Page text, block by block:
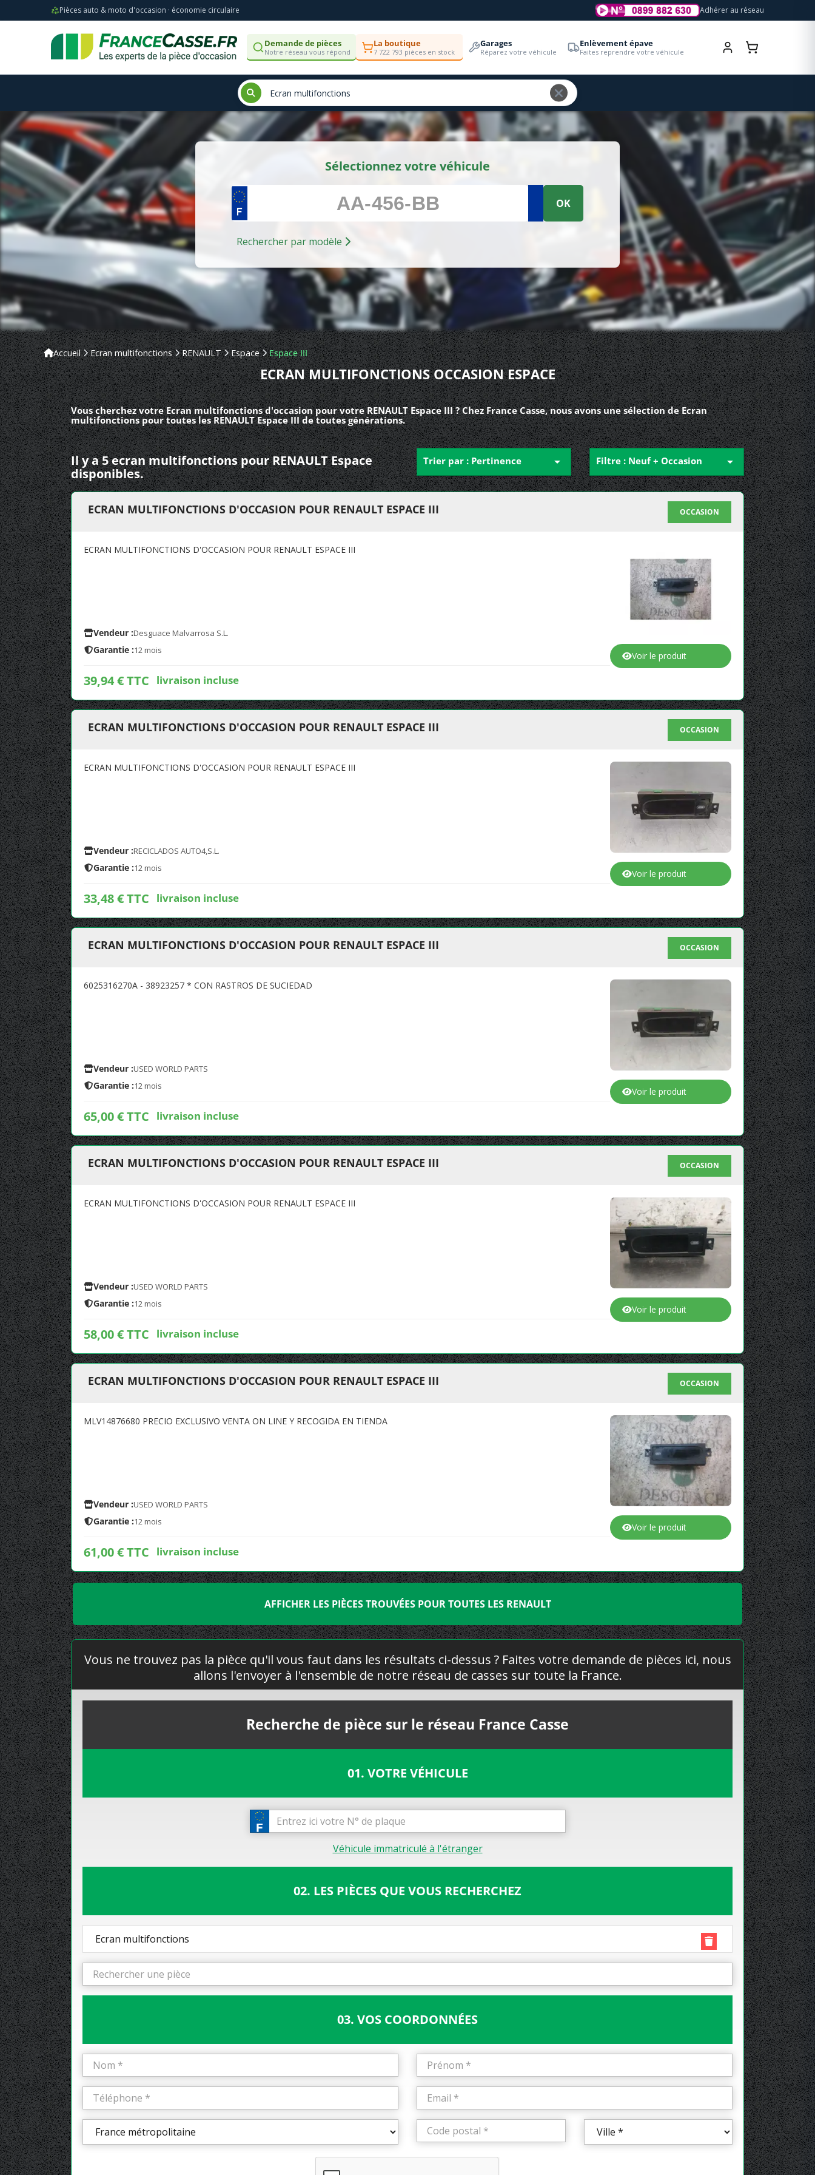
Pièces auto & moto d'occasion · économie circulaire Adhérer au réseau
Demande de pièces
Notre réseau vous répond
La boutique
7 722 793 pièces en stock
Garages
Réparez votre véhicule
Enlèvement épave
Faites reprendre votre véhicule
Sélectionnez votre véhicule
OK
Rechercher par modèle
Accueil Ecran multifonctions RENAULT Espace Espace III
ECRAN MULTIFONCTIONS OCCASION ESPACE
Vous cherchez votre Ecran multifonctions d'occasion pour votre RENAULT Espace III ? Chez France Casse, nous avons une sélection de Ecran
multifonctions pour toutes les RENAULT Espace III de toutes générations.
Il y a 5 ecran multifonctions pour RENAULT Espace
disponibles.
Trier par : Pertinence  Filtre : Neuf + Occasion 
ECRAN MULTIFONCTIONS D'OCCASION POUR RENAULT ESPACE III OCCASION
ECRAN MULTIFONCTIONS D'OCCASION POUR RENAULT ESPACE III
Vendeur :Desguace Malvarrosa S.L.
Garantie :12 mois
39,94 € TTC livraison incluse
Voir le produit
ECRAN MULTIFONCTIONS D'OCCASION POUR RENAULT ESPACE III OCCASION
ECRAN MULTIFONCTIONS D'OCCASION POUR RENAULT ESPACE III
Vendeur :RECICLADOS AUTO4,S.L.
Garantie :12 mois
33,48 € TTC livraison incluse
Voir le produit
ECRAN MULTIFONCTIONS D'OCCASION POUR RENAULT ESPACE III OCCASION
6025316270A - 38923257 * CON RASTROS DE SUCIEDAD
Vendeur :USED WORLD PARTS
Garantie :12 mois
65,00 € TTC livraison incluse
Voir le produit
ECRAN MULTIFONCTIONS D'OCCASION POUR RENAULT ESPACE III OCCASION
ECRAN MULTIFONCTIONS D'OCCASION POUR RENAULT ESPACE III
Vendeur :USED WORLD PARTS
Garantie :12 mois
58,00 € TTC livraison incluse
Voir le produit
ECRAN MULTIFONCTIONS D'OCCASION POUR RENAULT ESPACE III OCCASION
MLV14876680 PRECIO EXCLUSIVO VENTA ON LINE Y RECOGIDA EN TIENDA
Vendeur :USED WORLD PARTS
Garantie :12 mois
61,00 € TTC livraison incluse
Voir le produit
AFFICHER LES PIÈCES TROUVÉES POUR TOUTES LES RENAULT
Vous ne trouvez pas la pièce qu'il vous faut dans les résultats ci-dessus ? Faites votre demande de pièces ici, nous
allons l'envoyer à l'ensemble de notre réseau de casses sur toute la France.
Recherche de pièce sur le réseau France Casse
01. VOTRE VÉHICULE
Véhicule immatriculé à l'étranger
02. LES PIÈCES QUE VOUS RECHERCHEZ
Ecran multifonctions
03. VOS COORDONNÉES